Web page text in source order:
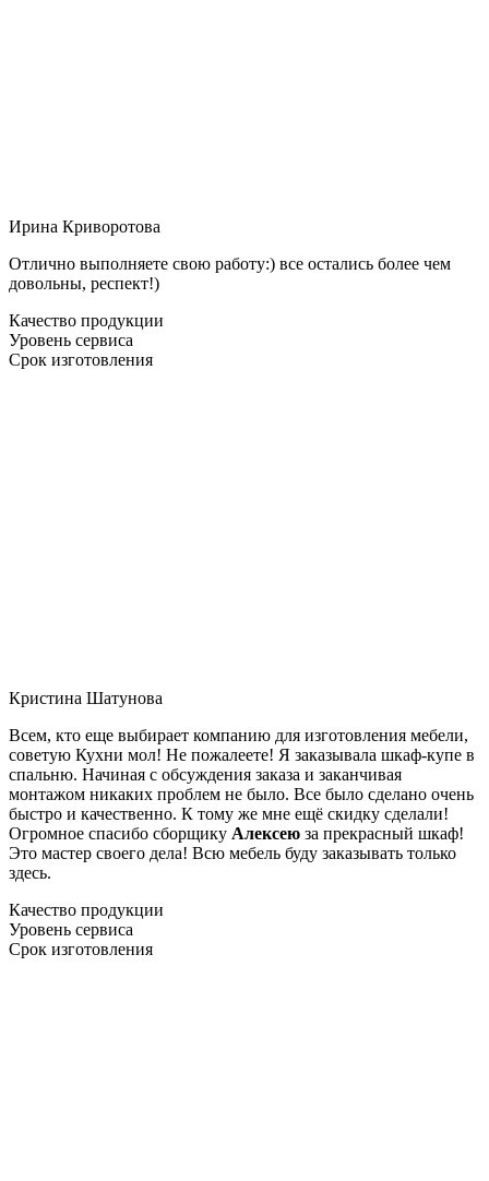
Ирина Криворотова
Отлично выполняете свою работу:) все остались более чем
довольны, респект!)
Качество продукции
Уровень сервиса
Срок изготовления
Кристина Шатунова
Всем, кто еще выбирает компанию для изготовления мебели,
советую Кухни мол! Не пожалеете! Я заказывала шкаф-купе в
спальню. Начиная с обсуждения заказа и заканчивая
монтажом никаких проблем не было. Все было сделано очень
быстро и качественно. К тому же мне ещё скидку сделали!
Огромное спасибо сборщику Алексею за прекрасный шкаф!
Это мастер своего дела! Всю мебель буду заказывать только
здесь.
Качество продукции
Уровень сервиса
Срок изготовления